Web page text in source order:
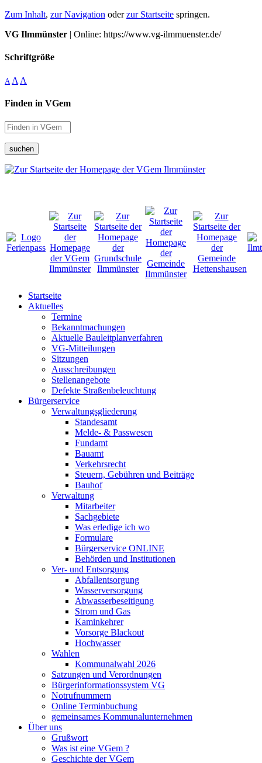
Zum Inhalt, zur Navigation oderzur Startseite springen.
VG Ilmmünster | Online: https://www.vg-ilmmuenster.de/
Schriftgröße
A A A
Finden in VGem
suchen
Startseite
Aktuelles
Termine
Bekanntmachungen
Aktuelle Bauleitplanverfahren
VG-Mitteilungen
Sitzungen
Ausschreibungen
Stellenangebote
Defekte Straßenbeleuchtung
Bürgerservice
Verwaltungsgliederung
Standesamt
Melde- & Passwesen
Fundamt
Bauamt
Verkehrsrecht
Steuern, Gebühren und Beiträge
Bauhof
Verwaltung
Mitarbeiter
Sachgebiete
Was erledige ich wo
Formulare
Bürgerservice ONLINE
Behörden und Institutionen
Ver- und Entsorgung
Abfallentsorgung
Wasserversorgung
Abwasserbeseitigung
Strom und Gas
Kaminkehrer
Vorsorge Blackout
Hochwasser
Wahlen
Kommunalwahl 2026
Satzungen und Verordnungen
Bürgerinformationssystem VG
Notrufnummern
Online Terminbuchung
gemeinsames Kommunalunternehmen
Über uns
Grußwort
Was ist eine VGem ?
Geschichte der VGem